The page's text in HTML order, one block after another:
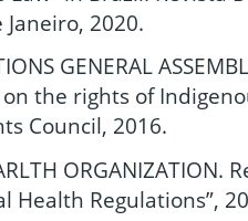
2020.
GENERAL
the rights of
Council, 2016.
ORGANIZATION.
Health Regulations”,